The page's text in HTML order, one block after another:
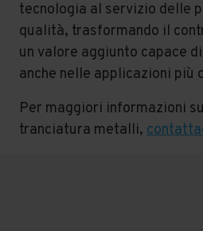
tecnologia al servizio delle
qualità, trasformando il
un valore aggiunto capace
anche nelle applicazioni più
Per maggiori informazioni
tranciatura metalli,